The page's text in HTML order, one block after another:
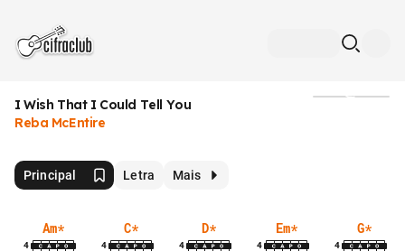
I Wish That I Could Tell You
Reba McEntire
Principal Letra Mais
Am*
4
C*
4
D*
4
Em*
4
G*
4